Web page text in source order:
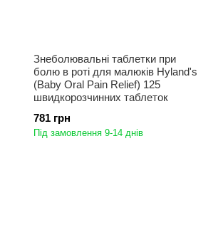
Знеболювальні таблетки при
болю в роті для малюків Hyland's
(Baby Oral Pain Relief) 125
швидкорозчинних таблеток
781 грн
Під замовлення 9-14 днів